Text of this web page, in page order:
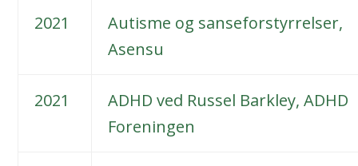
2021
Autisme og sanseforstyrrelser,
Asensu
2021
ADHD ved Russel Barkley, ADHD
Foreningen